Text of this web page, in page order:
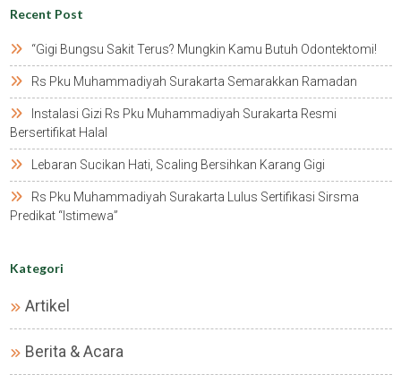
Recent Post
“gigi Bungsu Sakit Terus? Mungkin Kamu Butuh Odontektomi!
Rs Pku Muhammadiyah Surakarta Semarakkan Ramadan
Instalasi Gizi Rs Pku Muhammadiyah Surakarta Resmi
Bersertifikat Halal
Lebaran Sucikan Hati, Scaling Bersihkan Karang Gigi
Rs Pku Muhammadiyah Surakarta Lulus Sertifikasi Sirsma
Predikat “istimewa”
Kategori
Artikel
Berita & Acara